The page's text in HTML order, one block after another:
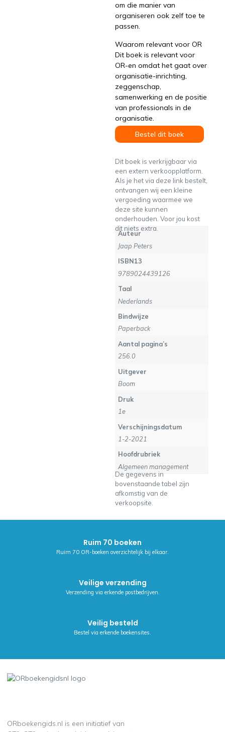
om die manier van
organiseren ook zelf toe te
passen.
Waarom relevant voor OR
Dit boek is relevant voor
OR-en omdat het gaat over
organisatie-inrichting,
zeggenschap,
samenwerking en de positie
van professionals in de
organisatie.
Bestel dit boek
Dit boek is verkrijgbaar via
een extern verkoopplatform.
Als je het via deze link bestelt,
ontvangen wij een kleine
vergoeding waarmee we
deze site kunnen
onderhouden. Voor jou kost
dit niets extra.
Auteur
Jaap Peters
ISBN13
9789024439126
Taal
Nederlands
Bindwijze
Paperback
Aantal pagina’s
256.0
Uitgever
Boom
Druk
1e
Verschijningsdatum
1-2-2021
Hoofdrubriek
Algemeen management
De gegevens in
bovenstaande tabel zijn
afkomstig van de
verkoopsite.
Ruim 70 boeken
Ruim 70 OR-boeken overzichtelijk bij elkaar.
Veilige verzending
Verzending via erkende postbedrijven.
Veilig besteld
Bestel via erkende boekensites.
ORboekengids.nl is een initiatief van